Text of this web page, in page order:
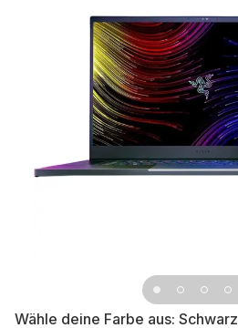
Wähle deine Farbe aus: Schwarz